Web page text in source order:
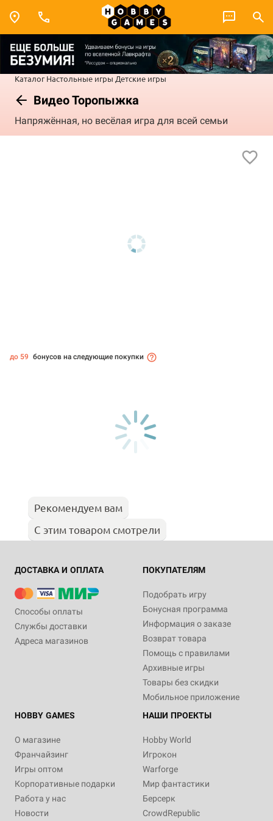
Каталог Настольные игры Детские игры
Видео Торопыжка
Напряжённая, но весёлая игра для всей семьи
до 59 бонусов на следующие покупки
Рекомендуем вам
С этим товаром смотрели
ДОСТАВКА И ОПЛАТА
Способы оплаты
Службы доставки
Адреса магазинов
ПОКУПАТЕЛЯМ
Подобрать игру
Бонусная программа
Информация о заказе
Возврат товара
Помощь с правилами
Архивные игры
Товары без скидки
Мобильное приложение
HOBBY GAMES
О магазине
Франчайзинг
Игры оптом
Корпоративные подарки
Работа у нас
Новости
НАШИ ПРОЕКТЫ
Hobby World
Игрокон
Warforge
Мир фантастики
Берсерк
CrowdRepublic